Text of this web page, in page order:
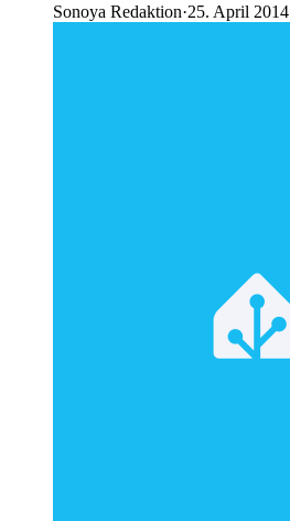
Sonoya Redaktion·25. April 2014